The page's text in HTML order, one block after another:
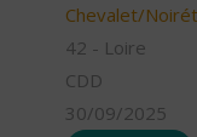
Chevalet/
42 - Loire
CDD
30/09/2025